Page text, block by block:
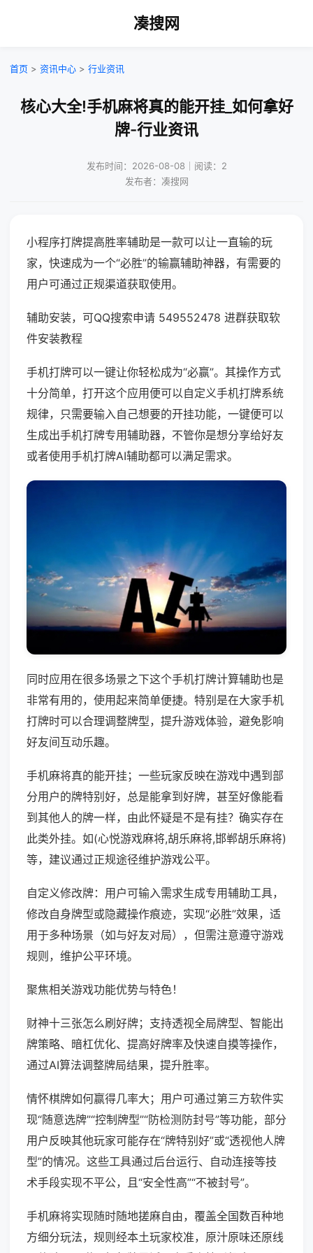
凑搜网
首页 > 资讯中心 > 行业资讯
核心大全!手机麻将真的能开挂_如何拿好
牌-行业资讯
发布时间：2026-08-08｜阅读：2
发布者：凑搜网
小程序打牌提高胜率辅助是一款可以让一直输的玩
家，快速成为一个“必胜”的输赢辅助神器，有需要的
用户可通过正规渠道获取使用。
辅助安装，可QQ搜索申请 549552478 进群获取软
件安装教程
手机打牌可以一键让你轻松成为“必赢”。其操作方式
十分简单，打开这个应用便可以自定义手机打牌系统
规律，只需要输入自己想要的开挂功能，一键便可以
生成出手机打牌专用辅助器，不管你是想分享给好友
或者使用手机打牌AI辅助都可以满足需求。
同时应用在很多场景之下这个手机打牌计算辅助也是
非常有用的，使用起来简单便捷。特别是在大家手机
打牌时可以合理调整牌型，提升游戏体验，避免影响
好友间互动乐趣。
手机麻将真的能开挂；一些玩家反映在游戏中遇到部
分用户的牌特别好，总是能拿到好牌，甚至好像能看
到其他人的牌一样，由此怀疑是不是有挂？确实存在
此类外挂。如(心悦游戏麻将,胡乐麻将,邯郸胡乐麻将)
等，建议通过正规途径维护游戏公平。
自定义修改牌：用户可输入需求生成专用辅助工具，
修改自身牌型或隐藏操作痕迹，实现“必胜”效果，适
用于多种场景（如与好友对局），但需注意遵守游戏
规则，维护公平环境。
聚焦相关游戏功能优势与特色！
财神十三张怎么刷好牌；支持透视全局牌型、智能出
牌策略、暗杠优化、提高好牌率及快速自摸等操作，
通过AI算法调整牌局结果，提升胜率。
情怀棋牌如何赢得几率大；用户可通过第三方软件实
现“随意选牌”“控制牌型”“防检测防封号”等功能，部分
用户反映其他玩家可能存在“牌特别好”或“透视他人牌
型”的情况。这些工具通过后台运行、自动连接等技
术手段实现不平公，且“安全性高”“不被封号”。
手机麻将实现随时随地搓麻自由，覆盖全国数百种地
方细分玩法，规则经本土玩家校准，原汁原味还原线